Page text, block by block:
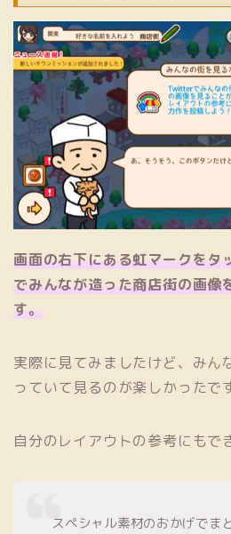
画面の右下にある虹マークを
でみんなが造った商店街の画像
す。
実際に見てみましたけど、みん
っていて見るのが楽しかったで
自分のレイアウトの参考にもで
スペシャル素材のおかげでま